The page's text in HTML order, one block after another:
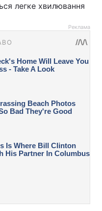
легке хвилювання
Реклама